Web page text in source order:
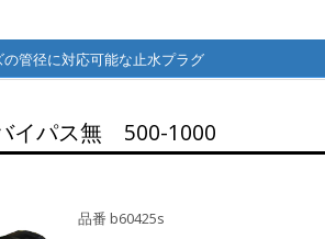
管径に対応可能な止水プラグ
イパス無 500-1000
品番 b60425s